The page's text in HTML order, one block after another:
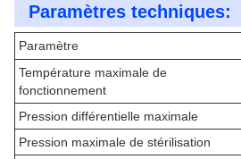
Paramètres techniques:
Paramètre
Température maximale de
fonctionnement
Pression différentielle maximale
Pression maximale de stérilisation